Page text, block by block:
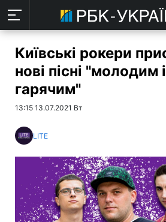
Київські рокери
нові пісні "молодим і
гарячим"
13:15 13.07.2021 Вт
LITE